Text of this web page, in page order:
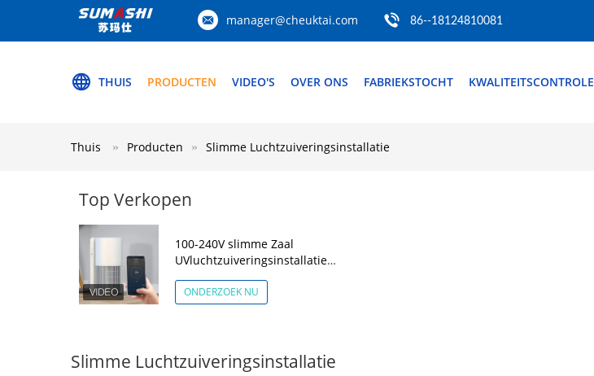
manager@cheuktai.com 86--18124810081
THUIS PRODUCTEN VIDEO'S OVER ONS FABRIEKSTOCHT KWALITEITSCONTROLE
Thuis Producten Slimme Luchtzuiveringsinstallatie
Top Verkopen
100-240V slimme Zaal
UVluchtzuiveringsinstallatie
Draagbare Hepa Schonere 40W
ONDERZOEK NU
Slimme Luchtzuiveringsinstallatie